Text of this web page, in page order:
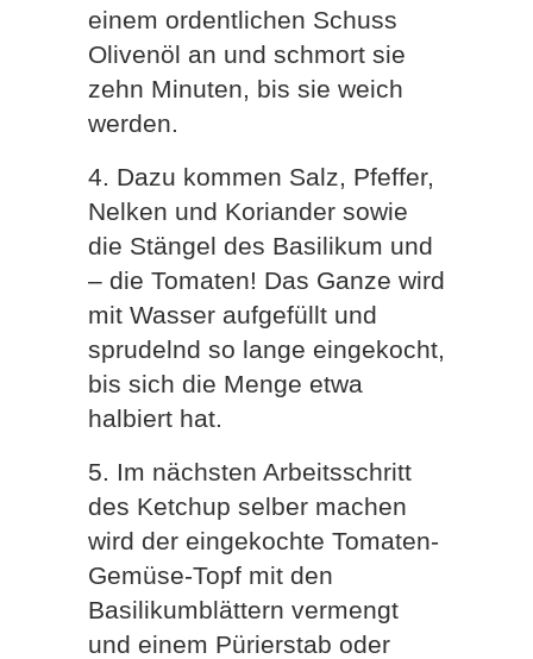
einem ordentlichen Schuss
Olivenöl an und schmort sie
zehn Minuten, bis sie weich
werden.
4. Dazu kommen Salz, Pfeffer,
Nelken und Koriander sowie
die Stängel des Basilikum und
– die Tomaten! Das Ganze wird
mit Wasser aufgefüllt und
sprudelnd so lange eingekocht,
bis sich die Menge etwa
halbiert hat.
5. Im nächsten Arbeitsschritt
des Ketchup selber machen
wird der eingekochte Tomaten-
Gemüse-Topf mit den
Basilikumblättern vermengt
und einem Pürierstab oder